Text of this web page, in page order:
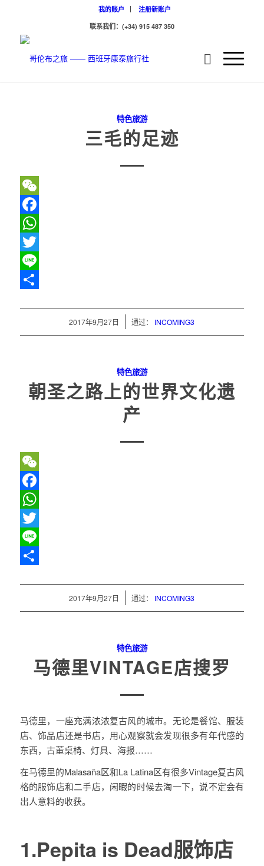
我的账户
注册新账户
联系我们：(+34) 915 487 350
特色旅游
三毛的足迹
WeChat
Facebook
WhatsApp
Twitter
Line
2017年9月27日
/ 通过： INCOMING3
特色旅游
朝圣之路上的世界文化遗
产
WeChat
Facebook
WhatsApp
Twitter
Line
2017年9月27日
/ 通过： INCOMING3
特色旅游
马德里VINTAGE店搜罗
马德里，一座充满浓浓复古风的城市。无论是餐馆、服装
店、饰品店还是书店，用心观察就会发现很多有年代感的
东西，古董桌椅、灯具、海报……
在马德里的Malasaña区和La Latina区有很多Vintage复古风
格的服饰店和二手店，闲暇的时候去淘一下，说不定会有
出人意料的收获。
1.Pepita is Dead服饰店